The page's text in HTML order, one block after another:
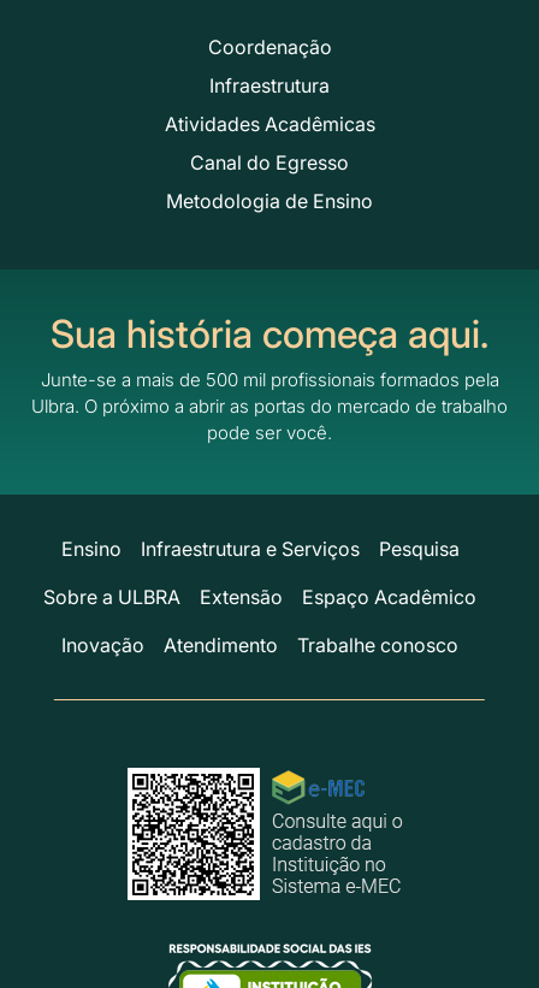
Coordenação
Infraestrutura
Atividades Acadêmicas
Canal do Egresso
Metodologia de Ensino
Sua história começa aqui.
Junte-se a mais de 500 mil profissionais formados pela
Ulbra. O próximo a abrir as portas do mercado de trabalho
pode ser você.
Ensino Infraestrutura e Serviços
Pesquisa
Sobre a ULBRA
Extensão
Espaço Acadêmico
Inovação
Atendimento Trabalhe conosco